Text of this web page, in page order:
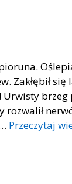
Zakłębił
Urwisty
Przeczytaj